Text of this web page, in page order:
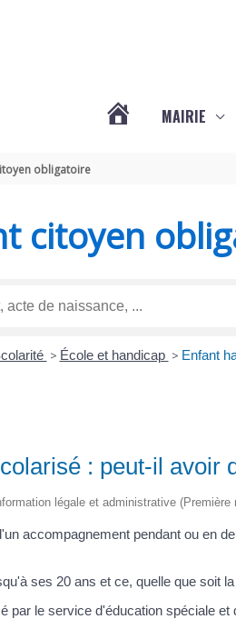
TITRE)
MAIRIE
obligatoire
citoyen
> École et handicap > Enfant
: peut-il avoir
légale et administrative (Première
accompagnement pendant ou en
ses 20 ans et ce, quelle que soit
par le service d'éducation spéciale